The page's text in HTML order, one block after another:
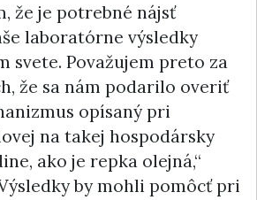
že je potrebné nájsť
laboratórne výsledky
svete. Považujem preto za
že sa nám podarilo overiť
opísaný pri
na takej hospodársky
ako je repka olejná,“
by mohli pomôcť pri